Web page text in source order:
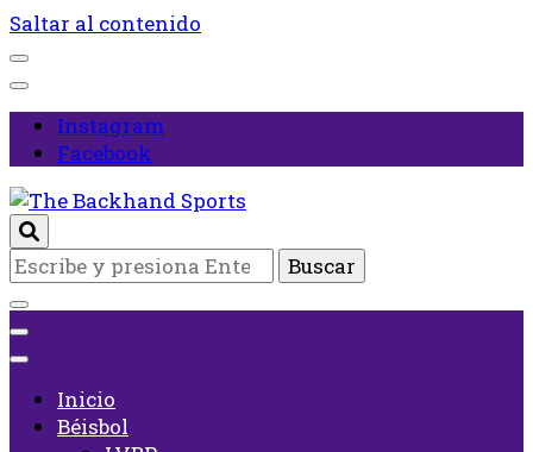
Saltar al contenido
Instagram
Facebook
The Backhand Sports
Inicio
¿Buscas
algo?
Inicio
Béisbol